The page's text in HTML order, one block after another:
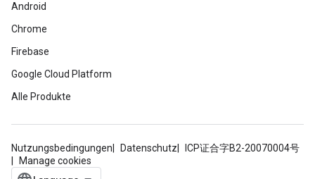
Android
Chrome
Firebase
Google Cloud Platform
Alle Produkte
Nutzungsbedingungen Datenschutz
ICP证合字B2-20070004号
Manage cookies